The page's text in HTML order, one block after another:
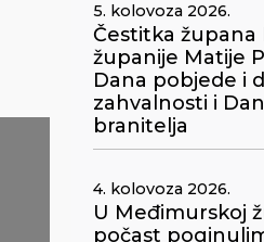
5. kolovoza 2026.
Čestitka
županije Matije
Dana pobjede i
zahvalnosti i
branitelja
4. kolovoza 2026.
U Međimurskoj
počast